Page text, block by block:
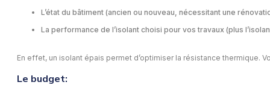
L’état du bâtiment (ancien ou nouveau, nécessitant une
La performance de l’isolant choisi pour vos travaux (plus
En effet, un isolant épais permet d’optimiser la résistance thermique.
Le budget: